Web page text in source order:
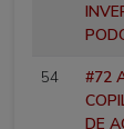
54
#72
DE